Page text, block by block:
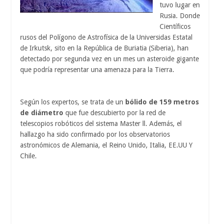
tuvo lugar en
Rusia. Donde
Científicos
rusos del Polígono de Astrofísica de la Universidas Estatal
de Irkutsk, sito en la República de Buriatia (Siberia), han
detectado por segunda vez en un mes un asteroide gigante
que podría representar una amenaza para la Tierra.
Según los expertos, se trata de un bólido de 159 metros
de diámetro que fue descubierto por la red de
telescopios robóticos del sistema Master ll. Además, el
hallazgo ha sido confirmado por los observatorios
astronómicos de Alemania, el Reino Unido, Italia, EE.UU Y
Chile.